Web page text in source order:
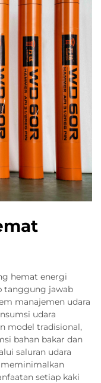
hemat energi
tanggung jawab
manajemen udara
udara
model tradisional,
bahan bakar dan
saluran udara
setiap kaki